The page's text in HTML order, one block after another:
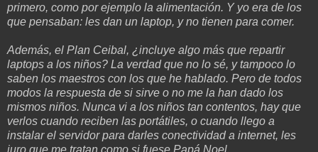
primero, como por ejemplo la alimentación. Y yo era de los
que pensaban: les dan un laptop, y no tienen para comer.
Además, el Plan Ceibal, ¿incluye algo más que repartir
laptops a los niños? La verdad que no lo sé, y tampoco lo
saben los maestros con los que he hablado. Pero de todos
modos la respuesta de si sirve o no me la han dado los
mismos niños. Nunca vi a los niños tan contentos, hay que
verlos cuando reciben las portátiles, o cuando llego a
instalar el servidor para darles conectividad a internet, les
juro que me tratan como si fuese Papá Noel.